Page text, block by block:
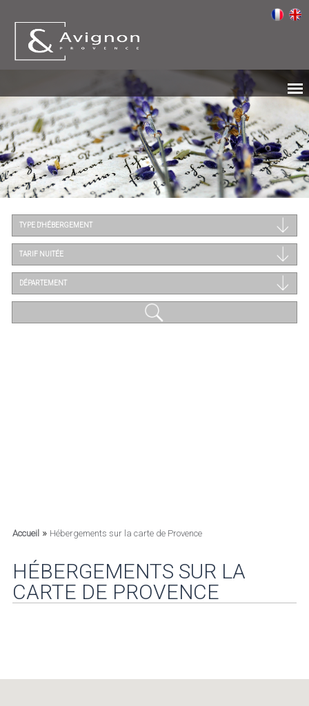
TYPE D'HÉBERGEMENT
TARIF NUITÉE
DÉPARTEMENT
Accueil» Hébergements sur la carte de Provence
HÉBERGEMENTS SUR LA
CARTE DE PROVENCE